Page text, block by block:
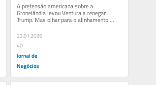
A pretensão americana sobre a
Gronelândia levou Ventura a renegar
Trump. Mas olhar para o alinhamento
ideológico dos partidos...
23.01.2026
40
Jornal de
Negócios